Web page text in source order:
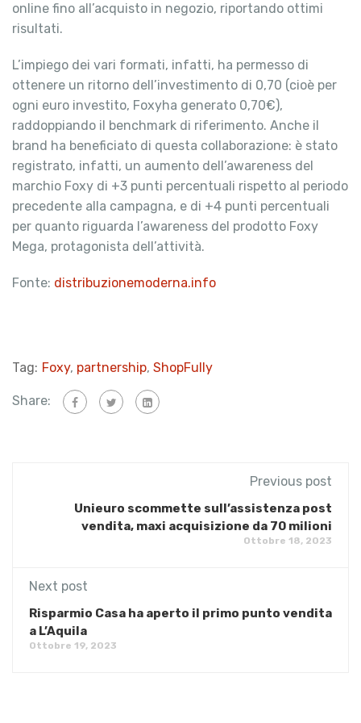
online fino all’acquisto in negozio, riportando ottimi
risultati.
L’impiego dei vari formati, infatti, ha permesso di
ottenere un ritorno dell’investimento di 0,70 (cioè per
ogni euro investito, Foxyha generato 0,70€),
raddoppiando il benchmark di riferimento. Anche il
brand ha beneficiato di questa collaborazione: è stato
registrato, infatti, un aumento dell’awareness del
marchio Foxy di +3 punti percentuali rispetto al periodo
precedente alla campagna, e di +4 punti percentuali
per quanto riguarda l’awareness del prodotto Foxy
Mega, protagonista dell’attività.
Fonte: distribuzionemoderna.info
Tag: Foxy, partnership, ShopFully
Share:
Previous post
Unieuro scommette sull’assistenza post
vendita, maxi acquisizione da 70 milioni
Ottobre 18, 2023
Next post
​Risparmio Casa ha aperto il primo punto vendita
a L’Aquila
Ottobre 19, 2023